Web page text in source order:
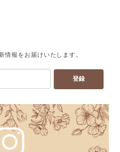
情報をお届けいたします。
登録